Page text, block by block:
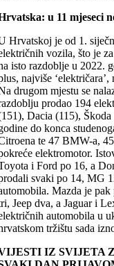
u 11 mjeseci
Hrvatskoj je od 1.
vozila, što je
isto razdoblje u 2022.
najviše
drugom mjestu se
prodao 194
Dacia (115),
do konca
te 47 BMW-a,
elektromotor.
i Ford po 16, a
svaki po 14, MG
Mazda je pak
Jeep dva, a Jaguar i
automobila u
tržištu sada
IZ SVIJETA